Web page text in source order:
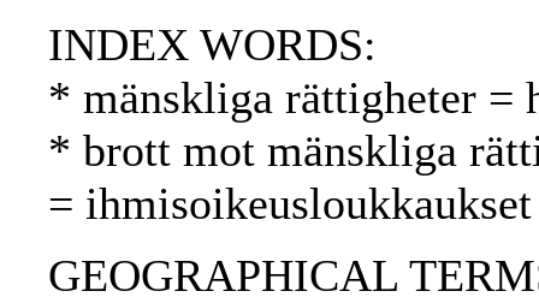
INDEX WORDS:
* mänskliga rättigheter =
* brott mot mänskliga
= ihmisoikeusloukkaukset
GEOGRAPHICAL